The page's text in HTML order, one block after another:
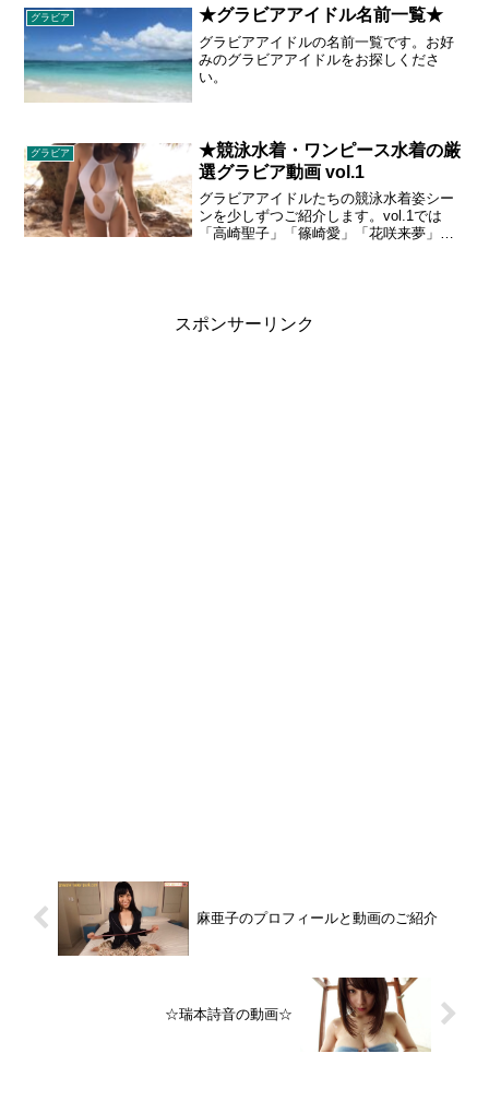
ィは逸品！！母性すら感じる最上級の癒
しでアナタを包みます。
グラビア ★グラビアアイドル名前一覧★
グラビアアイドルの名前一覧です。お好
みのグラビアアイドルをお探しくださ
い。
グラビア
★競泳水着・ワンピース水着の厳
選グラビア動画 vol.1
グラビアアイドルたちの競泳水着姿シー
ンを少しずつご紹介します。vol.1では
「高崎聖子」「篠崎愛」「花咲来夢」
スポンサーリンク
麻亜子のプロフィールと動画のご紹介
☆瑞本詩音の動画☆